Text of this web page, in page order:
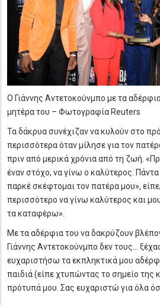
Ο Γιάννης Αντετοκούνμπο με τα
μητέρα του – Φωτογραφία Reuters
Τα δάκρυα συνέχιζαν να κυλούν στο
περισσότερα όταν μίλησε για τον
πριν από μερικά χρόνια από τη ζωή.
έναν στόχο, να γίνω ο καλύτερος.
παρκέ σκέφτομαι τον πατέρα μου»,
περισσότερο να γίνω καλύτερος και
τα καταφέρω».
Με τα αδέρφια του να δακρύζουν
Γιάννης Αντετοκούνμπο δεν τους…
ευχαριστήσω τα εκπληκτικά μου
παιδιά (είπε χτυπώντας το σημείο της
πρότυπά μου. Σας ευχαριστώ για όλα